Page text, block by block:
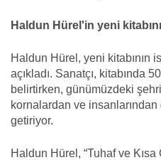
Haldun Hürel'in yeni
Haldun Hürel, yeni kitabının
açıkladı. Sanatçı, kitabında
belirtirken, günümüzdeki
kornalardan ve
getiriyor.
Haldun Hürel, “Tuhaf ve